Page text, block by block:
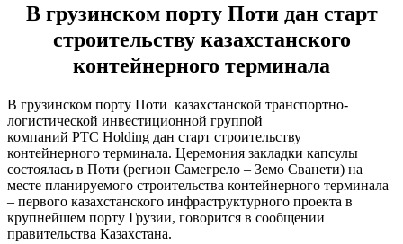
В грузинском порту Поти дан старт
строительству казахстанского
контейнерного терминала
В грузинском порту Поти казахстанской транспортно-
логистической инвестиционной группой
компаний PTC Holding дан старт строительству
контейнерного терминала. Церемония закладки капсулы
состоялась в Поти (регион Самегрело – Земо Сванети) на
месте планируемого строительства контейнерного терминала
– первого казахстанского инфраструктурного проекта в
крупнейшем порту Грузии, говорится в сообщении
правительства Казахстана.